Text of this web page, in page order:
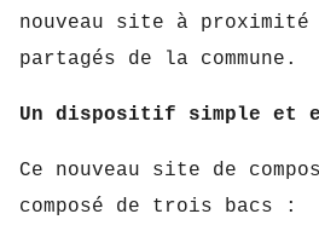
nouveau site à
partagés de la commune.
Un dispositif simple et
Ce nouveau site de
composé de trois bacs :